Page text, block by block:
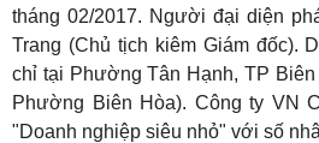
tháng 02/2017. Người đại diện
Trang (Chủ tịch kiêm Giám đốc).
chỉ tại Phường Tân Hạnh, TP
Phường Biên Hòa). Công ty VN
"Doanh nghiệp siêu nhỏ" với số